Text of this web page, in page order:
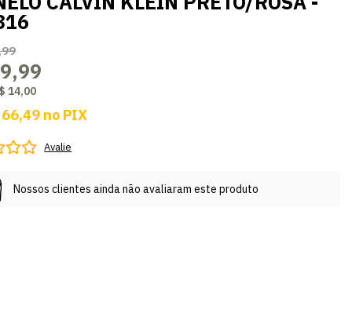
14,00
66,49 no PIX
Avalie
Nossos clientes ainda não avaliaram este produto